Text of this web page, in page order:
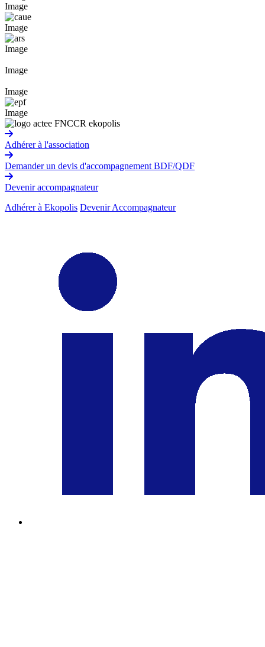
Image
Image
Image
Image
Image
Image
Adhérer à l'association
Demander un devis d'accompagnement BDF/QDF
Devenir accompagnateur
Adhérer à Ekopolis Devenir Accompagnateur